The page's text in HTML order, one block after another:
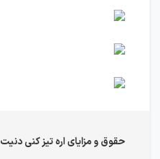
حقوق و مزایای اره تیز کنی دنیت